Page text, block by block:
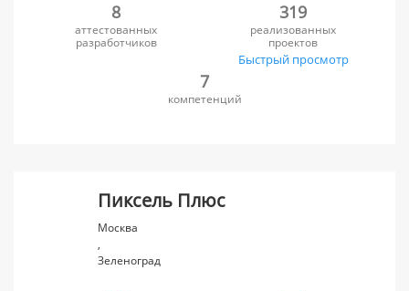
8
аттестованных
разработчиков
319
реализованных
проектов
Быстрый просмотр
7
компетенций
Пиксель Плюс
Москва
,
Зеленоград